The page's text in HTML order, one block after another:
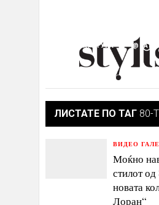
КУЛТУРА
ИЗЛОГ
ЛИСТАТЕ ПО ТАГ 80-
ВИДЕО
Моќно
стилот
новата
Лоран“